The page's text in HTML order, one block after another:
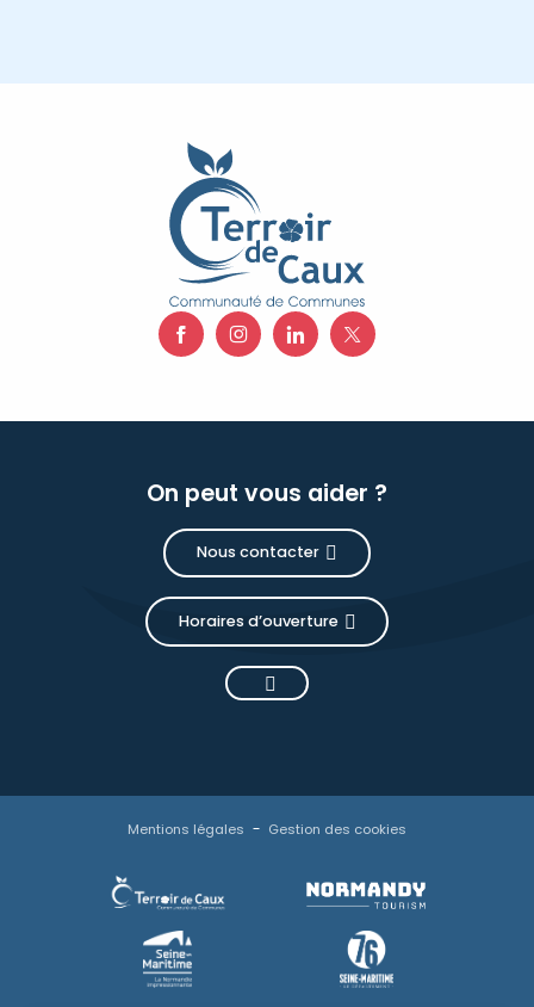
On peut vous aider ?
Nous contacter
Horaires d’ouverture
Mentions légales Gestion des cookies